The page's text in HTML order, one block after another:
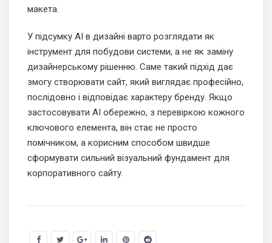
макета.
У підсумку AI в дизайні варто розглядати як
інструмент для побудови системи, а не як заміну
дизайнерському рішенню. Саме такий підхід дає
змогу створювати сайт, який виглядає професійно,
послідовно і відповідає характеру бренду. Якщо
застосовувати AI обережно, з перевіркою кожного
ключового елемента, він стає не просто
помічником, а корисним способом швидше
сформувати сильний візуальний фундамент для
корпоративного сайту.